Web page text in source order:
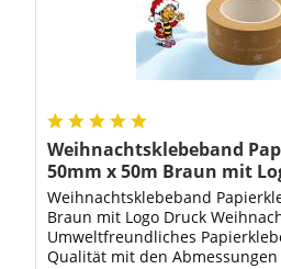
Weihnachtsklebeband
50mm x 50m Braun mit
Weihnachten Weiß
Weihnachtsklebeband
Braun mit Logo Druck
Umweltfreundliches
Qualität mit den